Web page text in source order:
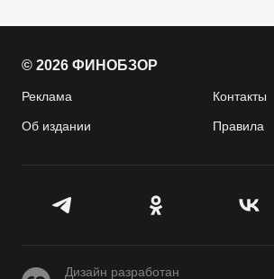
© 2026 ФИНОБЗОР
Реклама Контакты
Об издании Правила